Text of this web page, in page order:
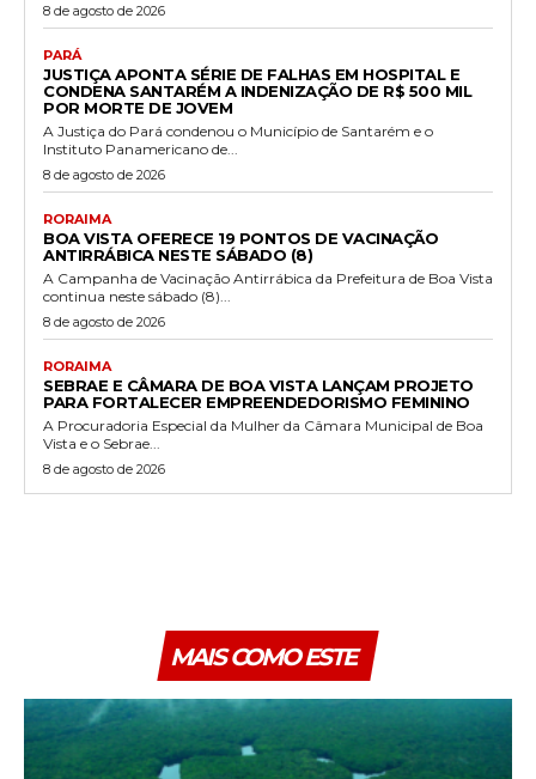
8 de agosto de 2026
PARÁ
JUSTIÇA APONTA SÉRIE DE FALHAS EM HOSPITAL E
CONDENA SANTARÉM A INDENIZAÇÃO DE R$ 500 MIL
POR MORTE DE JOVEM
A Justiça do Pará condenou o Município de Santarém e o
Instituto Panamericano de...
8 de agosto de 2026
RORAIMA
BOA VISTA OFERECE 19 PONTOS DE VACINAÇÃO
ANTIRRÁBICA NESTE SÁBADO (8)
A Campanha de Vacinação Antirrábica da Prefeitura de Boa Vista
continua neste sábado (8)...
8 de agosto de 2026
RORAIMA
SEBRAE E CÂMARA DE BOA VISTA LANÇAM PROJETO
PARA FORTALECER EMPREENDEDORISMO FEMININO
A Procuradoria Especial da Mulher da Câmara Municipal de Boa
Vista e o Sebrae...
8 de agosto de 2026
MAIS COMO ESTE